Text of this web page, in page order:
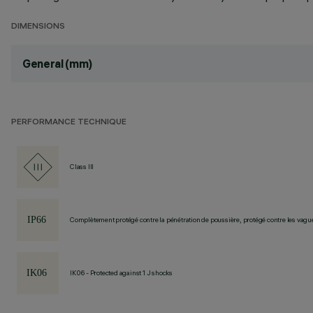
DIMENSIONS
General (mm)
PERFORMANCE TECHNIQUE
Class III
Complètement protégé contre la pénétration de poussière, protégé contre les
IK06 - Protected against 1 J shocks